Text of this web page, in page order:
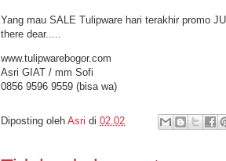
Yang mau SALE Tulipware hari terakhir promo
there dear.....
www.tulipwarebogor.com
Asri GIAT / mm Sofi
0856 9596 9559 (bisa wa)
Diposting oleh Asri di 02.02